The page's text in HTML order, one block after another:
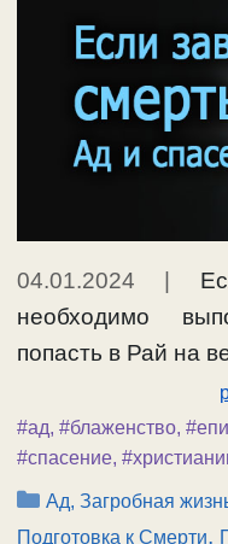
04.01.2024
необходимо
попасть в Рай на
#ад, #блаженство,
#спасение,
Рубрики
Ад, Загробная
Подготовка к Смерти,